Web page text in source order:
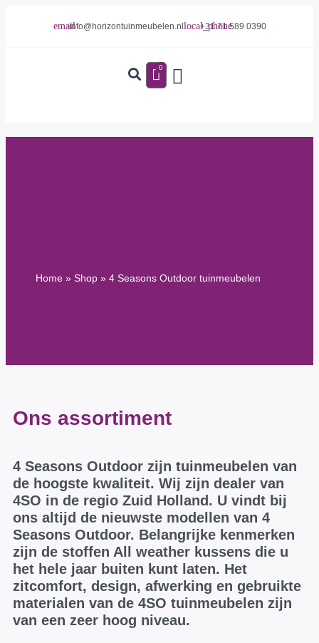
info@horizontuinmeubelen.nl +31 71 589 0390
0
Home » Shop » 4 Seasons Outdoor tuinmeubelen
Ons assortiment
4 Seasons Outdoor zijn tuinmeubelen van
de hoogste kwaliteit. Wij zijn dealer van
4SO in de regio Zuid Holland. U vindt bij
ons altijd de nieuwste modellen van 4
Seasons Outdoor. Belangrijke kenmerken
zijn de stoffen All weather kussens die u
het hele jaar buiten kunt laten. Het
zitcomfort, design, afwerking en gebruikte
materialen van de 4SO tuinmeubelen zijn
van een zeer hoog niveau.